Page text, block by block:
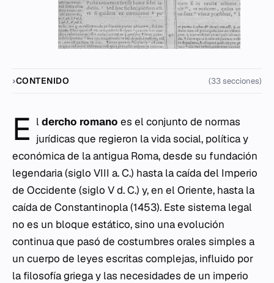
CONTENIDO (33 secciones)
E ldercho romano es el conjunto de normas
jurídicas que regieron la vida social, política y
económica de la antigua Roma, desde su fundación
legendaria (siglo VIII a. C.) hasta la caída del Imperio
de Occidente (siglo V d. C.) y, en el Oriente, hasta la
caída de Constantinopla (1453). Este sistema legal
no es un bloque estático, sino una evolución
continua que pasó de costumbres orales simples a
un cuerpo de leyes escritas complejas, influido por
la filosofía griega y las necesidades de un imperio